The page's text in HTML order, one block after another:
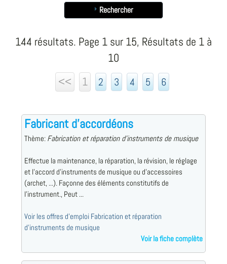
Rechercher
144 résultats. Page 1 sur 15, Résultats de 1 à
10
<<
1 2 3 4 5 6
Fabricant d'accordéons
Thème: Fabrication et réparation d'instruments de musique
Effectue la maintenance, la réparation, la révision, le réglage
et l'accord d'instruments de musique ou d'accessoires
(archet, ...). Façonne des éléments constitutifs de
l'instrument., Peut ...
Voir les offres d'emploi Fabrication et réparation
d'instruments de musique
Voir la fiche complète